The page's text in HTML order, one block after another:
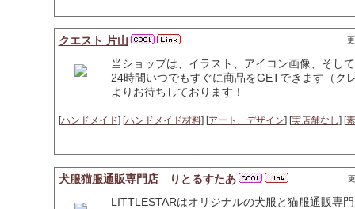
クエスト 片山
当ショップは、イラスト、アイコン画像、そし
24時間いつでもすぐに商品をGETできます（ク
よりお待ちしております！
[ハンドメイド] [ハンドメイド材料] [アート、デザイン] [実店舗なし] [
犬服猫服通販専門店 りとるすたあ
LITTLESTARはオリジナルの犬服と猫服通販専